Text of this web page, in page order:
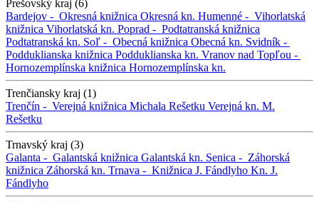
Prešovský kraj (6)
Bardejov - Okresná knižnica Okresná kn. Humenné - Vihorlatská
knižnica Vihorlatská kn. Poprad - Podtatranská knižnica
Podtatranská kn. Soľ - Obecná knižnica Obecná kn. Svidník -
Podduklianska knižnica Podduklianska kn. Vranov nad Topľou -
Hornozemplínska knižnica Hornozemplínska kn.
Trenčiansky kraj (1)
Trenčín - Verejná knižnica Michala Rešetku Verejná kn. M.
Rešetku
Trnavský kraj (3)
Galanta - Galantská knižnica Galantská kn. Senica - Záhorská
knižnica Záhorská kn. Trnava - Knižnica J. Fándlyho Kn. J.
Fándlyho